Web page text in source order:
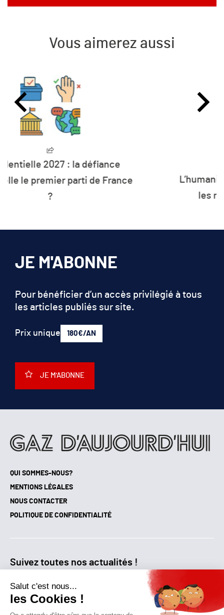
Vous aimerez aussi
L’humanité vit désormais à crédit sur
les ressources de la planète
QUI SOMMES-NOUS?
MENTIONS LÉGALES
NOUS CONTACTER
POLITIQUE DE CONFIDENTIALITÉ
Suivez toutes nos actualités !
NEWSLETTER
JE M'ABONNE
Pour bénéficier d’un accès privilégié à tous
les articles publiés sur site.
Prix unique 180€/AN
JE M'ABONNE